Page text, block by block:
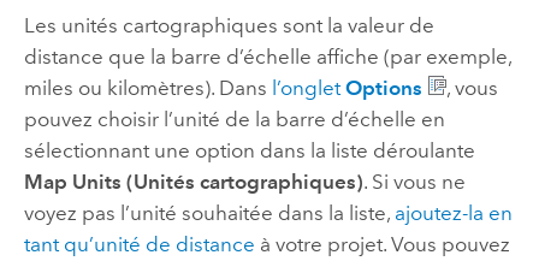
Les unités cartographiques sont la valeur de
distance que la barre d’échelle affiche (par exemple,
miles ou kilomètres). Dans l’ongletOptions
, vous
pouvez choisir l’unité de la barre d’échelle en
sélectionnant une option dans la liste déroulante
Map Units (Unités cartographiques). Si vous ne
voyez pas l’unité souhaitée dans la liste, ajoutez-la en
tant qu’unité de distance à votre projet. Vous pouvez